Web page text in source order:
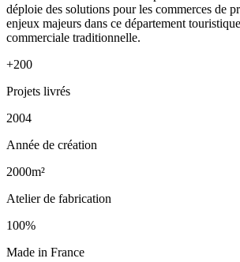
déploie des solutions pour les commerces de
enjeux majeurs dans ce département
commerciale traditionnelle.
+200
Projets livrés
2004
Année de création
2000m²
Atelier de fabrication
100%
Made in France